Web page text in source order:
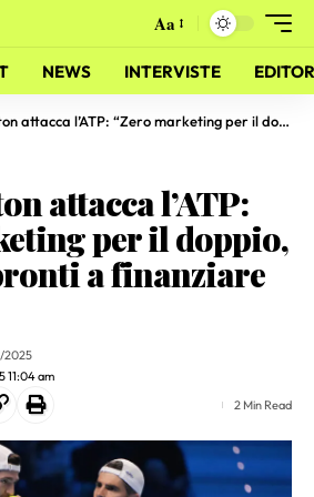
Aa
NEWS INTERVISTE
l’ATP: “Zero marketing per il doppio, giocatori pronti a finanziare tutto”
attacca l’ATP:
per il doppio,
a finanziare
11:04 am
2025
2 Min Read